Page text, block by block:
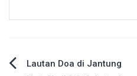
Navigasi
Lautan Doa di Jantung